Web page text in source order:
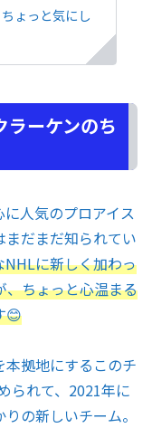
ょっと気にし
ラーケンのち
人気のプロアイス
だまだ知られてい
NHLに新しく加わっ
、ちょっと心温まる
😊
拠地にするこのチ
られて、2021年に
の新しいチーム。